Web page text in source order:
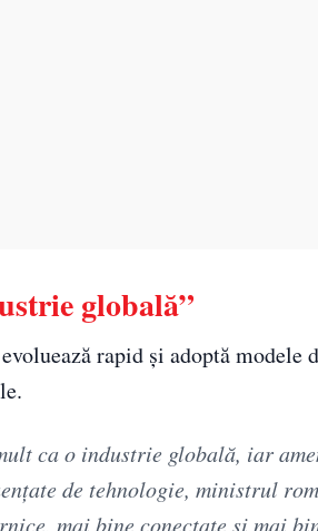
globală”
rapid și adoptă modele
ca o industrie globală, iar
de tehnologie, ministrul
mai bine conectate și mai